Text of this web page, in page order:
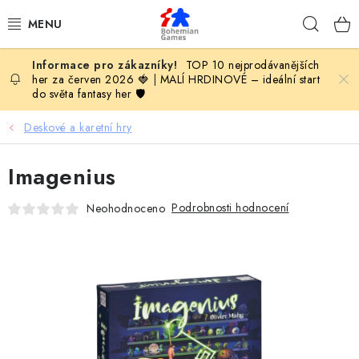
na
KOMPLETNÍ NABÍDKA HER
PODLE VĚKU
TOP 10 nejprodávanějších
her za červen 2026 🍓
MALÍ HRDINOVÉ – ideální start
do světa fantasy her 🛡️
Deskové a karetní hry
Imagenius
Neohodnoceno Podrobnosti hodnocení